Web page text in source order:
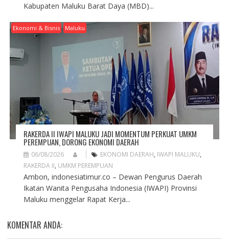
Kabupaten Maluku Barat Daya (MBD)...
Ekonomi & Bisnis Maluku
RAKERDA II IWAPI MALUKU JADI MOMENTUM PERKUAT UMKM
PEREMPUAN, DORONG EKONOMI DAERAH
06/08/2026 EKONOMI DAERAH, IWAPI MALUKU,
RAKERDA II, UMKM PEREMPUAN
Ambon, indonesiatimur.co – Dewan Pengurus Daerah
Ikatan Wanita Pengusaha Indonesia (IWAPI) Provinsi
Maluku menggelar Rapat Kerja...
KOMENTAR ANDA: